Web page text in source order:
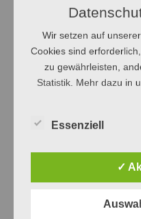
Wir setzen auf
Cookies sind
zu gewährleisten,
Statistik. Mehr dazu in
Essenziell
✓